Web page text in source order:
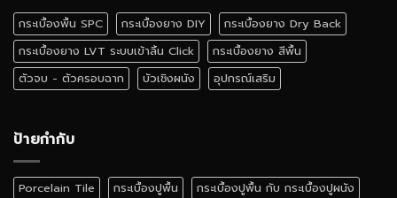
สี
ไหน
ดี
กระเบื้องพื้น SPC กระเบื้องยาง DIY
กระเบื้องยาง Dry Back
กระเบื้องยาง LVT ระบบเข้าลิ้น Click
กระเบื้องยาง สีพื้น
ตัวจบ - ตัวครอบฉาก
บัวเชิงผนัง อุปกรณ์เสริม
ป้ายกำกับ
Porcelain Tile กระเบื้องปูพื้น
กระเบื้องปูพื้น กับ กระเบื้องปูผนัง